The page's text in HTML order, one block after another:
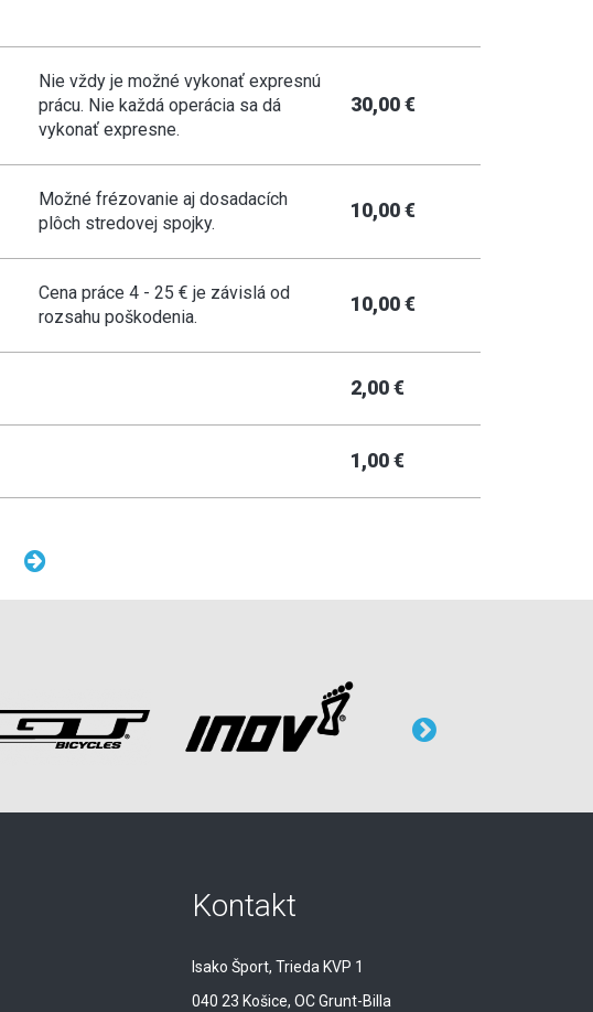
Nie vždy je možné vykonať expresnú
prácu. Nie každá operácia sa dá
vykonať expresne.
30,00 €
Možné frézovanie aj dosadacích
plôch stredovej spojky.
10,00 €
Cena práce 4 - 25 € je závislá od
rozsahu poškodenia.
10,00 €
2,00 €
1,00 €
Kontakt
Isako Šport, Trieda KVP 1
040 23 Košice, OC Grunt-Billa